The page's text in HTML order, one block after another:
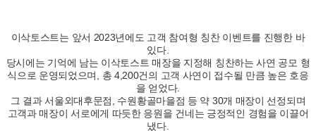
이삭토스트는 앞서 2023년에도 고객 참여형 칭찬 이벤트를 진행한 바
있다.
당시에는 기억에 남는 이삭토스트 매장을 지정해 칭찬하는 사연 공모 형
식으로 운영되었으며, 총 4,200건의 고객 사연이 접수될 만큼 높은 호응
을 얻었다.
그 결과 서울외대후문점, 수원황골마을점 등 약 30개 매장이 선정되며
고객과 매장이 서로에게 따듯한 응원을 건네는 긍정적인 경험을 이끌어
냈다.